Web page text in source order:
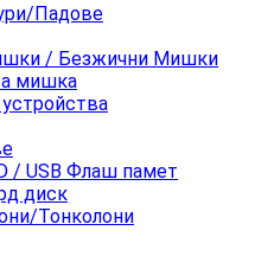
Падове
/ Безжични Мишки
мишка
/ USB Флаш памет
диск
Тонколони